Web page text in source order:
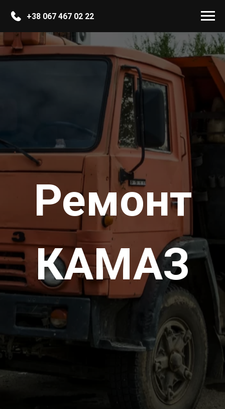
+38 067 467 02 22
Ремонт
КАМАЗ